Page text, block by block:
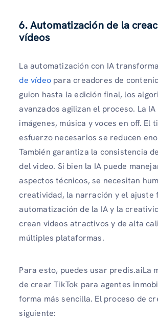
6. Automatización de la
vídeos
La automatización con IA transforma
de vídeo para creadores de
guion hasta la edición final, los
avanzados agilizan el proceso. La
imágenes, música y voces en off. El
esfuerzo necesarios se reducen
También garantiza la consistencia
del video. Si bien la IA puede
aspectos técnicos, se necesitan
creatividad, la narración y el ajuste
automatización de la IA y la
crean videos atractivos y de alta
múltiples plataformas.
Para esto, puedes usar predis.aiLa
de crear TikTok para agentes
forma más sencilla. El proceso de
siguiente: